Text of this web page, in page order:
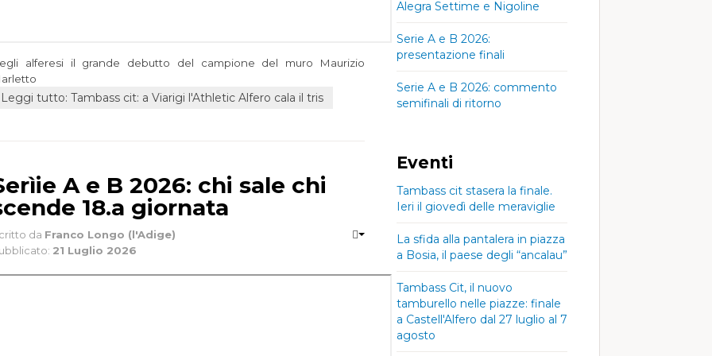
alferesi il grande debutto del campione del muro Maurizio
Leggi tutto: Tambass cit: a Viarigi l'Athletic Alfero cala il tris
A e B 2026: chi sale chi
18.a giornata
da Franco Longo (l'Adige)
21 Luglio 2026
Alegra Settime e Nigoline
Serie A e B 2026:
presentazione finali
Serie A e B 2026: commento
semifinali di ritorno
Eventi
Tambass cit stasera la finale.
Ieri il giovedì delle meraviglie
La sfida alla pantalera in piazza
a Bosia, il paese degli “ancalau”
Tambass Cit, il nuovo
tamburello nelle piazze: finale
a Castell'Alfero dal 27 luglio al 7
agosto